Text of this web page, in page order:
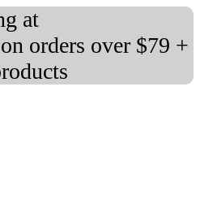
at
orders over $79 +